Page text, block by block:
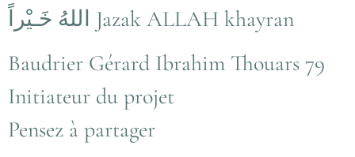
اللهُ خَـيْراً Jazak ALLAH khayran
Baudrier Gérard Ibrahim Thouars 79
Initiateur du projet
Pensez à partager